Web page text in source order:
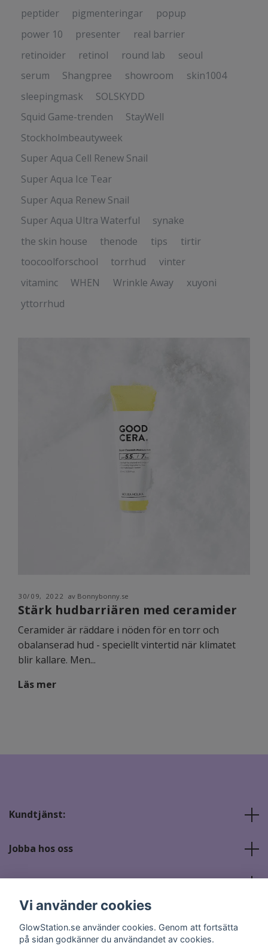
peptider
pigmenteringar
popup
power 10
presenter
real barrier
retinoider
retinol round lab
seoul
serum
Shangpree showroom
skin1004
sleepingmask
SOLSKYDD
Squid Game-trenden
StayWell
Stockholmbeautyweek
Super Aqua Cell Renew Snail
Super Aqua Ice Tear
Super Aqua Renew Snail
Super Aqua Ultra Waterful
synake
the skin house
thenode tips
tirtir
toocoolforschool
torrhud
vinter
vitaminc
WHEN Wrinkle Away
xuyoni
yttorrhud
30/09, 2022 av Bonnybonny.se
Stärk hudbarriären med ceramider
Ceramider är räddare i nöden för en torr och
obalanserad hud - speciellt vintertid när klimatet
blir kallare. Men...
Läs mer
Kundtjänst:
Jobba hos oss
Sociala medier
Vi använder cookies
GlowStation.se använder cookies. Genom att fortsätta
på sidan godkänner du användandet av cookies.